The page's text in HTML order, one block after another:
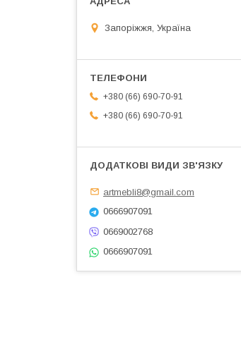
Запоріжжя, Україна
+380 (66) 690-70-91
+380 (66) 690-70-91
artmebli8@gmail.com
0666907091
0669002768
0666907091